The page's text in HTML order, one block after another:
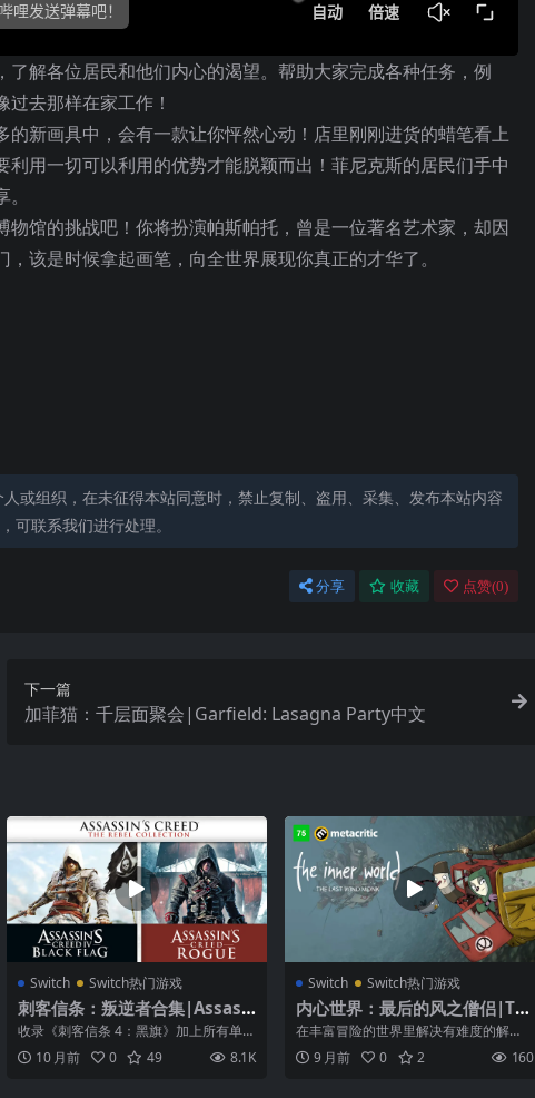
解各位居民和他们内心的渴望。帮助大家完成各种任务，例
去那样在家工作！
新画具中，会有一款让你怦然心动！店里刚刚进货的蜡笔看上
用一切可以利用的优势才能脱颖而出！菲尼克斯的居民们手中
馆的挑战吧！你将扮演帕斯帕托，曾是一位著名艺术家，却因
该是时候拿起画笔，向全世界展现你真正的才华了。
或组织，在未征得本站同意时，禁止复制、盗用、采集、发布本站内容
可联系我们进行处理。
分享 收藏 点赞(0)
下一篇
加菲猫：千层面聚会|Garfield: Lasagna Party中文
Switch Switch热门游戏
刺客信条：叛逆者合集|Assassi
n’s Creed: The Rebel Collect
ion中文
收录《刺客信条 4：黑旗》加上所有单人
DLC，以及《刺客信条：叛变》。 《刺
客...10 月前 0 49 8.1K
Switch Switch热门游戏
内心世界：最后的风之僧侣|Th
e Inner World: The Last Win
d Monk
在丰富冒险的世界里解决有难度的解
谜，拯救 Asposia 世界！长笛鼻家族到
至今...9 月前 0 2 160